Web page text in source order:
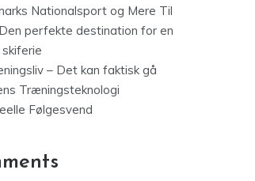
Nationalsport og Mere Til
perfekte destination for en
– Det kan faktisk gå
Træningsteknologi
Følgesvend